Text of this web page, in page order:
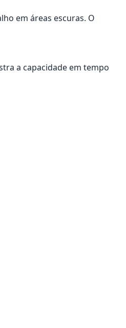
em áreas escuras. O
a capacidade em tempo